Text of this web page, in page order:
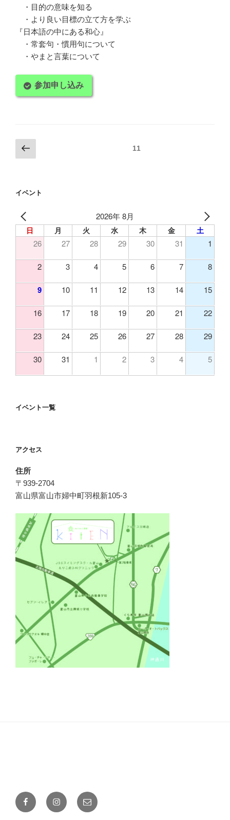
・目的の意味を知る
・より良い目標の立て方を学ぶ
『日本語の中にある和心』
・常套句・慣用句について
・やまと言葉について
参加申し込み
投
稿
ペ
ジ
前
の
ジ
11
イベント
2026年 8月
日 月 火 水 木 金 土
26 27 28 29 30 31 1
2 3 4 5 6 7 8
9 10 11 12 13 14 15
16 17 18 19 20 21 22
23 24 25 26 27 28 29
30 31 1 2 3 4 5
イベント一覧
アクセス
住所
〒939-2704
富山県富山市婦中町羽根新105-3
FacebookInstagramメ
ー